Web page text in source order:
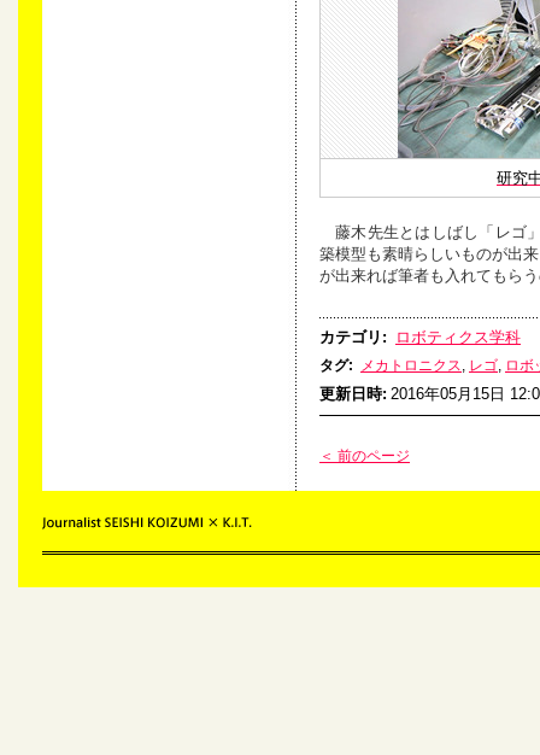
研究
藤木先生とはしばし「レゴ
築模型も素晴らしいものが出
が出来れば筆者も入れてもら
カテゴリ : ロボティクス学科
タグ: メカトロニクス, レゴ, ロボ
更新日時: 2016年05月15日
＜ 前のページ